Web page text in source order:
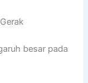
besar pada